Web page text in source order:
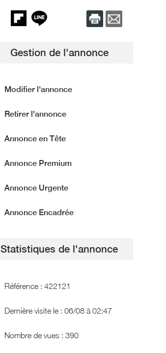
Gestion de l'annonce
Modifier l'annonce
Retirer l'annonce
Annonce en Tête
Annonce Premium
Annonce Urgente
Annonce Encadrée
Statistiques de l'annonce
Référence : 422121
Dernière visite le : 06/08 à 02:47
Nombre de vues : 390